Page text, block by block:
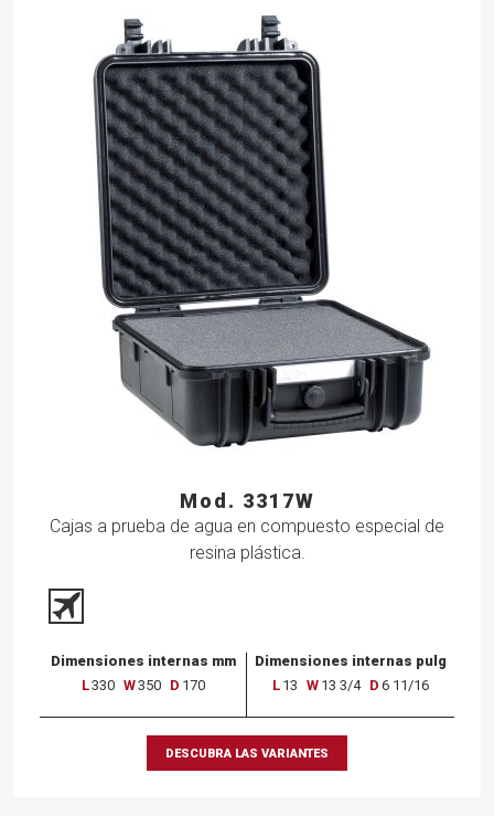
Mod. 3317W
Cajas a prueba de agua en compuesto especial de
resina plástica.
Dimensiones internas mm
L330 W350 D 170
Dimensiones internas pulg
L 13 W 13 3/4 D 6 11/16
DESCUBRA LAS VARIANTES